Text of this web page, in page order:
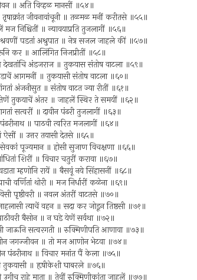
॥ अति विव्हळ मानसीं ॥५४॥
जीवनावांचूनी ॥ तळमळ मनीं करीतसे ॥५५॥
निश्चितीं ॥ न्यावयाप्रति तुजलागीं ॥५६॥
पडतां अश्रुपात ॥ नेत्र सजल जाहले कीं ॥५७॥
कर ॥ आलिंगित निजप्रीतीं ॥५८॥
अंडजराज ॥ तुकयास संतोष वाटला ॥५९॥
आगमनीं ॥ तुकयासी संतोष वाटला ॥६०॥
अंजनीसुत ॥ संतोष वाटत ज्या रीतीं ॥६१॥
तेणें तुकयाचें अंतर ॥ जाहलें स्थिर ते समयीं ॥६२॥
सत्वरीं ॥ दावीन पंढरी तुजलागीं ॥६३॥
॥ पाठवी त्वरित मजलागीं ॥६४॥
॥ उत्तर तयासी देतसे ॥६५॥
पूज्यमान ॥ होसी सुजाण विचक्षणा ॥६६॥
शिरीं ॥ विचार चतुरीं करावा ॥६७॥
म्हणोनि रायें ॥ बैसवूं नये सिंहासनीं ॥६८॥
वर्णितां थोरी ॥ मज निर्धारीं कळेना ॥६९॥
पृष्ठीवरी ॥ नवल अंतरीं वाटतसे ॥७०॥
त्याचें वहन ॥ सदा कर जोडून तिष्ठसी ॥७१॥
बैसोन ॥ न घडे येणें सर्वथा ॥७२॥
जाऊनि सत्वरगती ॥ रुक्मिणीपति आणावा ॥७३॥
जगज्जीवन ॥ तो मज आणोन भेटवा ॥७४॥
पंढरीनाथ ॥ विचार मनांत पैं केला ॥७५॥
तुकयासी ॥ हृषीकेशी घाबरले ॥७६॥
राहे माता ॥ तेवीं रुक्मिणीकांता जाहलें ॥७७॥